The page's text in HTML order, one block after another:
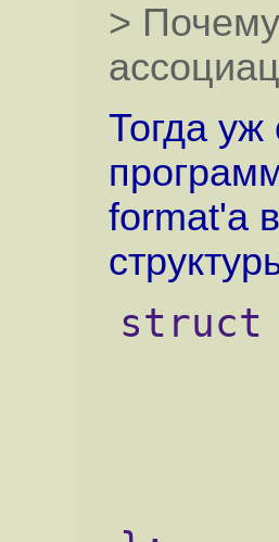
>
Тогда уж
format'а
struct